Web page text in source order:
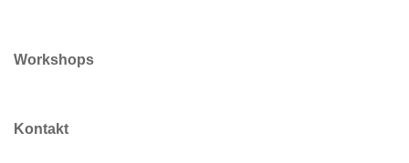
Workshops
Kontakt